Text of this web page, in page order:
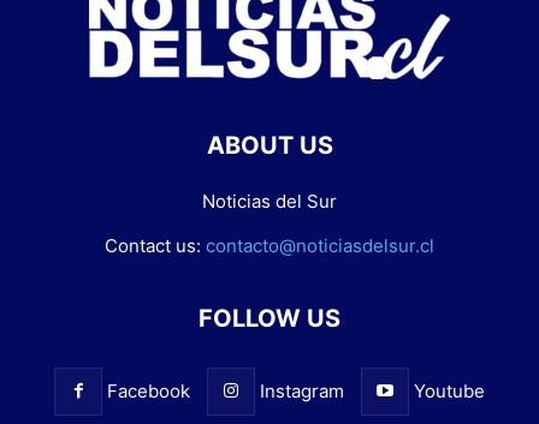
ABOUT US
Noticias del Sur
Contact us: contacto@noticiasdelsur.cl
FOLLOW US
Facebook Instagram Youtube